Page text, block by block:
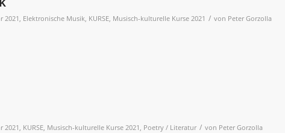
2021 , Elektronische Musik, KURSE, Musisch-kulturelle Kurse 2021 / von Peter Gorzolla
2021 , KURSE, Musisch-kulturelle Kurse 2021 , Poetry / Literatur / von Peter Gorzolla